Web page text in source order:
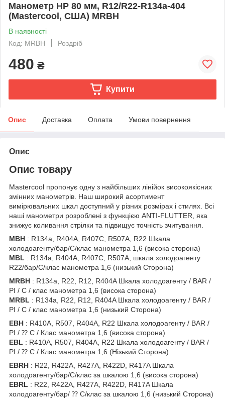
Манометр HP 80 мм, R12/R22-R134a-404
(Mastercool, США) MRBH
В наявності
Код: MRBH
Роздріб
480 ₴
Купити
Опис Доставка Оплата Умови повернення
Опис
Опис товару
Mastercool пропонує одну з найбільших лінійок високоякісних
змінних манометрів. Наш широкий асортимент
вимірювальних шкал доступний у різних розмірах і стилях. Всі
наші манометри розроблені з функцією ANTI-FLUTTER, яка
знижує коливання стрілки та підвищує точність зчитування.
MBH : R134a, R404A, R407C, R507A, R22 Шкала
холодоагенту/бар/C/клас манометра 1,6 (висока сторона)
MBL : R134a, R404A, R407C, R507A, шкала холодоагенту
R22/бар/C/клас манометра 1,6 (низький Сторона)
MRBH : R134a, R22, R12, R404A Шкала холодоагенту / BAR /
PI / C / клас манометра 1,6 (висока сторона)
MRBL : R134a, R22, R12, R404A Шкала холодоагенту / BAR /
PI / C / клас манометра 1,6 (низький Сторона)
EBH : R410A, R507, R404A, R22 Шкала холодоагенту / BAR /
PI / ⁇ C / Клас манометра 1,6 (висока сторона)
EBL : R410A, R507, R404A, R22 Шкала холодоагенту / BAR /
PI / ⁇ C / Клас манометра 1,6 (Нізький Сторона)
EBRH : R22, R422A, R427A, R422D, R417A Шкала
холодоагенту/бар/C/клас за шкалою 1,6 (висока сторона)
EBRL : R22, R422A, R427A, R422D, R417A Шкала
холодоагенту/бар/ ⁇ C/клас за шкалою 1,6 (низький Сторона)